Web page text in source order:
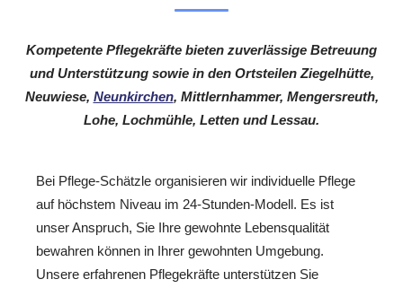
Kompetente Pflegekräfte bieten zuverlässige Betreuung
und Unterstützung sowie in den Ortsteilen Ziegelhütte,
Neuwiese, Neunkirchen, Mittlernhammer, Mengersreuth,
Lohe, Lochmühle, Letten und Lessau.
Bei Pflege-Schätzle organisieren wir individuelle Pflege
auf höchstem Niveau im 24-Stunden-Modell. Es ist
unser Anspruch, Sie Ihre gewohnte Lebensqualität
bewahren können in Ihrer gewohnten Umgebung.
Unsere erfahrenen Pflegekräfte unterstützen Sie